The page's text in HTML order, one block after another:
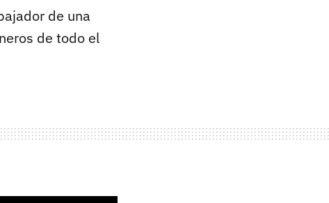
de una
de todo el